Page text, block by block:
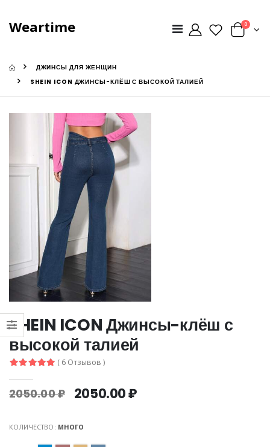
Weartime 0
ДЖИНСЫ ДЛЯ ЖЕНЩИН
SHEIN ICON ДЖИНСЫ-КЛЁШ С ВЫСОКОЙ ТАЛИЕЙ
SHEIN ICON Джинсы-клёш с
высокой талией
( 6 Отзывов )
2050.00 ₽ 2050.00 ₽
КОЛИЧЕСТВО: МНОГО